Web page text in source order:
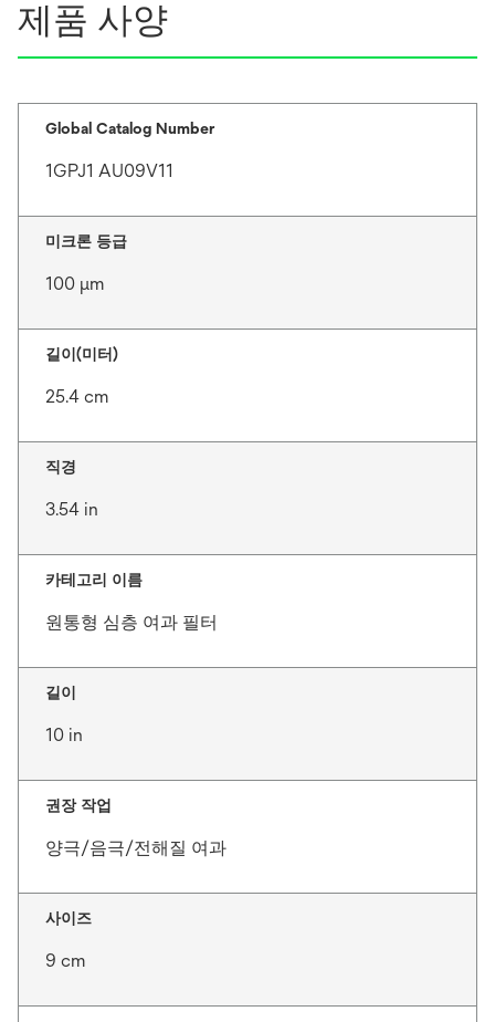
제품 사양
Global Catalog Number
1GPJ1 AU09V11
미크론 등급
100 μm
길이(미터)
25.4 cm
직경
3.54 in
카테고리 이름
원통형 심층 여과 필터
길이
10 in
권장 작업
양극/음극/전해질 여과
사이즈
9 cm